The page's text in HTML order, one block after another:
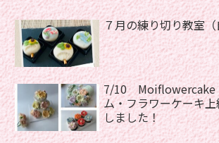
７月の練り切り教室
7/10 Moiflowercake
ム・フラワーケーキ
しました！